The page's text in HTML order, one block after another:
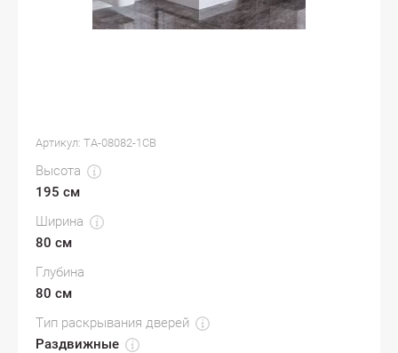
Артикул: TA-08082-1CB
Высота
195 см
Ширина
80 см
Глубина
80 см
Тип раскрывания дверей
Раздвижные